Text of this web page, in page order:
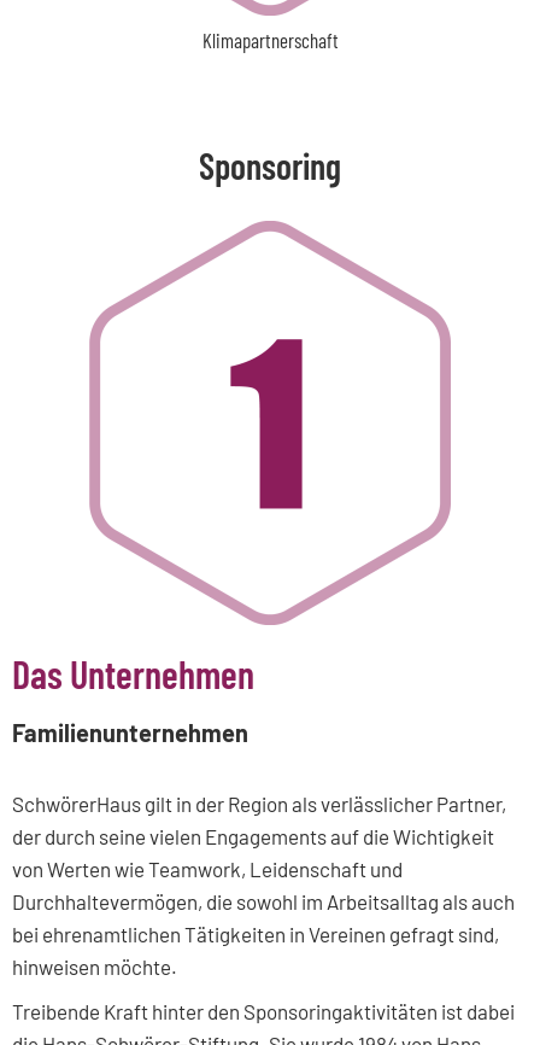
Klimapartnerschaft
Sponsoring
Das Unternehmen
Familienunternehmen
SchwörerHaus gilt in der Region als verlässlicher Partner,
der durch seine vielen Engagements auf die Wichtigkeit
von Werten wie Teamwork, Leidenschaft und
Durchhaltevermögen, die sowohl im Arbeitsalltag als auch
bei ehrenamtlichen Tätigkeiten in Vereinen gefragt sind,
hinweisen möchte.
Treibende Kraft hinter den Sponsoringaktivitäten ist dabei